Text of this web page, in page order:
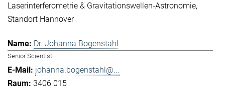
Laserinterferometrie & Gravitationswellen-Astronomie
Standort Hannover
Dr. Johanna Bogenstahl
Senior Scientist
johanna.bogenstahl@...
3406 015